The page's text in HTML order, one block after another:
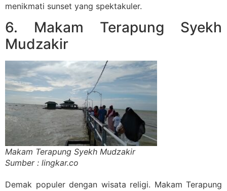
menikmati sunset yang spektakuler.
6. Makam Terapung Syekh
Mudzakir
Makam Terapung Syekh Mudzakir
Sumber : lingkar.co
Demak populer dengan wisata religi. Makam Terapung